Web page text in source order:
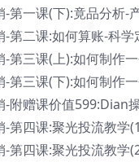
❅
第一课(下):竟品分析-
第二课:如何算账-科
-第三课(上):如何制作
-第三课(下):如何制作
附赠课价值599:Dian
第四课:聚光投流教学
第四课:聚光投流教学